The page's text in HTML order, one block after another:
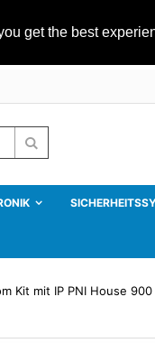
get the best
Kit mit IP PNI House